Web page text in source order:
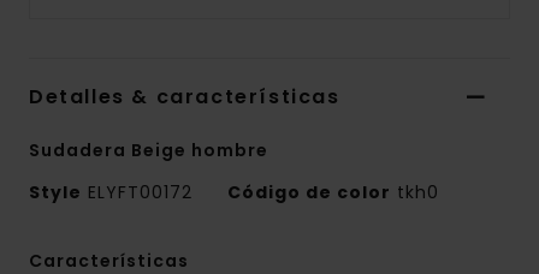
Detalles & características
Sudadera Beige hombre
Style ELYFT00172 Código de color tkh0
Características